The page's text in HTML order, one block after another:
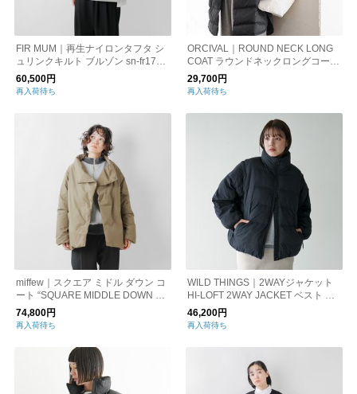
FIR MUM｜再生ナイロンタフタ シ
ュリンクキルト ブルゾン sn-fr1705
bn
60,500円
再入荷待ち
ORCIVAL｜ROUND NECK LONG
COAT ラウンドネックロングコート
ライトダウン アウター or-a0602dpl
29,700円
再入荷待ち
miffew｜スクエア ミドル ダウン コ
ート “SQUARE MIDDLE DOWN CO
AT” few23wjk5110-yo
74,800円
再入荷待ち
WILD THINGS｜2WAYジャケット
HI-LOFT 2WAY JACKET ベスト 中
綿 WTL24107SK ワイルドシングス
46,200円
再入荷待ち